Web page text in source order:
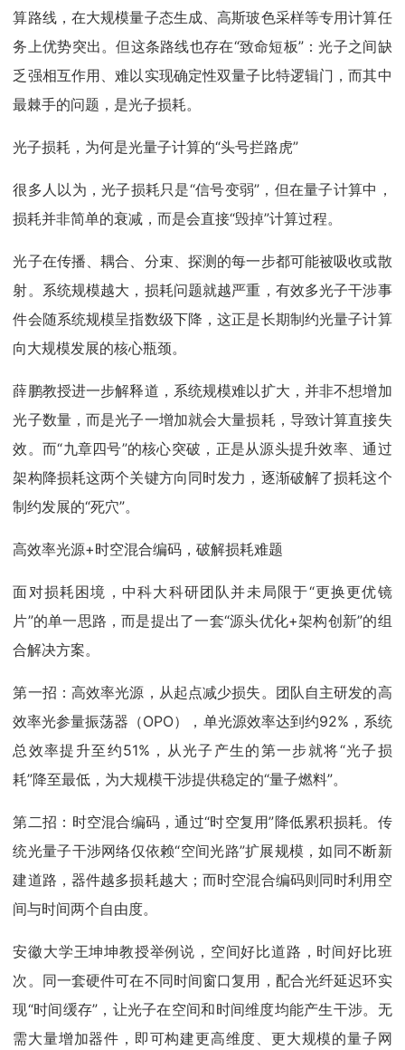
算路线，在大规模量子态生成、高斯玻色采样等专用计算任
务上优势突出。但这条路线也存在“致命短板”：光子之间缺
乏强相互作用、难以实现确定性双量子比特逻辑门，而其中
最棘手的问题，是光子损耗。
光子损耗，为何是光量子计算的“头号拦路虎”
很多人以为，光子损耗只是“信号变弱”，但在量子计算中，
损耗并非简单的衰减，而是会直接“毁掉”计算过程。
光子在传播、耦合、分束、探测的每一步都可能被吸收或散
射。系统规模越大，损耗问题就越严重，有效多光子干涉事
件会随系统规模呈指数级下降，这正是长期制约光量子计算
向大规模发展的核心瓶颈。
薛鹏教授进一步解释道，系统规模难以扩大，并非不想增加
光子数量，而是光子一增加就会大量损耗，导致计算直接失
效。而“九章四号”的核心突破，正是从源头提升效率、通过
架构降损耗这两个关键方向同时发力，逐渐破解了损耗这个
制约发展的“死穴”。
高效率光源+时空混合编码，破解损耗难题
面对损耗困境，中科大科研团队并未局限于“更换更优镜
片”的单一思路，而是提出了一套“源头优化+架构创新”的组
合解决方案。
第一招：高效率光源，从起点减少损失。团队自主研发的高
效率光参量振荡器（OPO），单光源效率达到约92%，系统
总效率提升至约51%，从光子产生的第一步就将“光子损
耗”降至最低，为大规模干涉提供稳定的“量子燃料”。
第二招：时空混合编码，通过“时空复用”降低累积损耗。传
统光量子干涉网络仅依赖“空间光路”扩展规模，如同不断新
建道路，器件越多损耗越大；而时空混合编码则同时利用空
间与时间两个自由度。
安徽大学王坤坤教授举例说，空间好比道路，时间好比班
次。同一套硬件可在不同时间窗口复用，配合光纤延迟环实
现“时间缓存”，让光子在空间和时间维度均能产生干涉。无
需大量增加器件，即可构建更高维度、更大规模的量子网